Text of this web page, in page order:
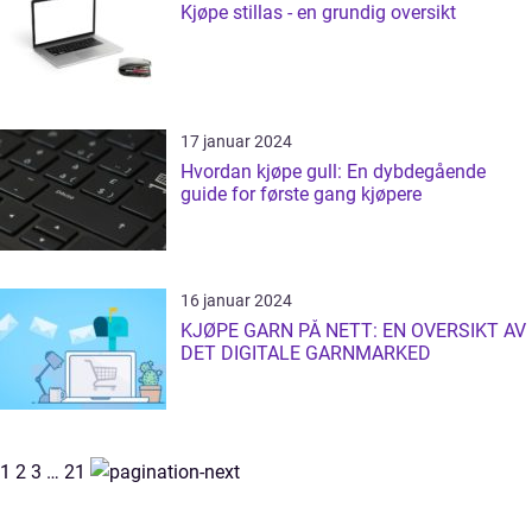
Kjøpe stillas - en grundig oversikt
17 januar 2024
Hvordan kjøpe gull: En dybdegående
guide for første gang kjøpere
16 januar 2024
KJØPE GARN PÅ NETT: EN OVERSIKT AV
DET DIGITALE GARNMARKED
1 2 3 … 21